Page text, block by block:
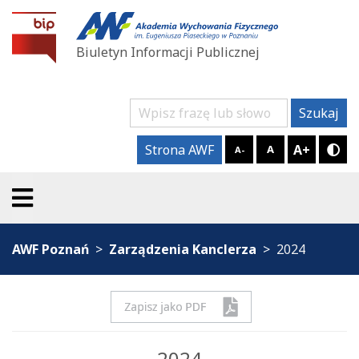
BIP AWF Poznań
Biuletyn Informacji Publicznej
Szukaj Szukaj
Strona AWF A- A A+
AWF Poznań Zarządzenia Kanclerza 2024